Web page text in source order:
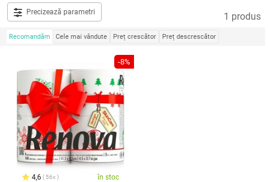
Precizează parametri 1 produs
Recomandăm Cele mai vândute Preț crescător Preț descrescător
-8%
4,6 56x în stoc